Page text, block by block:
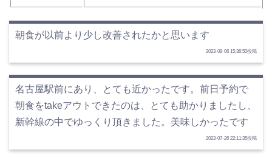
朝食が以前より少し改善されたかと思います
2023-09-06 15:36:50投稿
名古屋駅前にあり、とても近かったです。前日予約で
朝食をtakeアウトできたのは、とても助かりましたし、
新幹線の中でゆっくり頂きました。美味しかったです
2023-07-26 22:11:35投稿